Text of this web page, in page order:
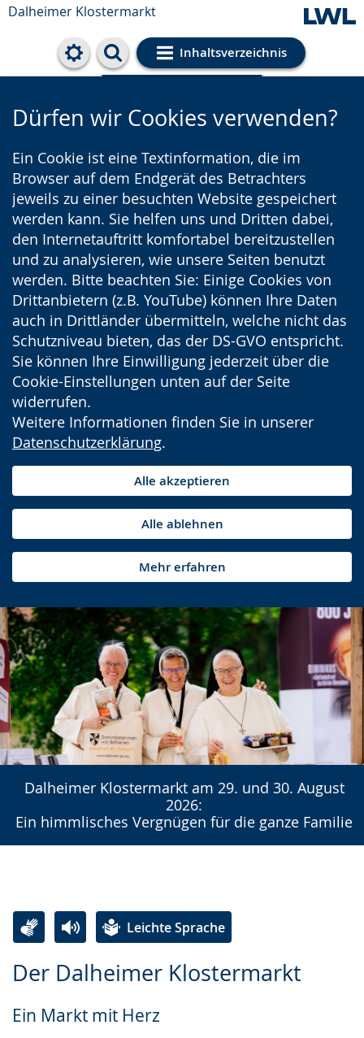
Dalheimer Klostermarkt
Inhaltsverzeichnis
Cookie-Einstellungen
Dürfen wir Cookies verwenden?
Ein Cookie ist eine Textinformation, die im
Browser auf dem Endgerät des Betrachters
jeweils zu einer besuchten Website gespeichert
werden kann. Sie helfen uns und Dritten dabei,
den Internetauftritt komfortabel bereitzustellen
und zu analysieren, wie unsere Seiten benutzt
werden. Bitte beachten Sie: Einige Cookies von
Drittanbietern (z.B. YouTube) können Ihre Daten
auch in Drittländer übermitteln, welche nicht das
Schutzniveau bieten, das der DS-GVO entspricht.
Sie können Ihre Einwilligung jederzeit über die
Cookie-Einstellungen unten auf der Seite
widerrufen.
Weitere Informationen finden Sie in unserer
Datenschutzerklärung.
Alle akzeptieren
Alle ablehnen
Mehr erfahren
Dalheimer Klostermarkt am 29. und 30. August
2026:
Ein himmlisches Vergnügen für die ganze Familie
Der Dalheimer Klostermarkt
Ein Markt mit Herz
Leichte Sprache
Leichten
wechseln.
Audio-
Video
Deutscher